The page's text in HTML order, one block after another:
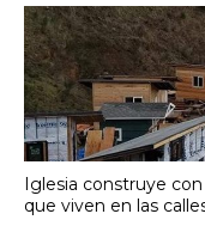
Iglesia construye
que viven en las